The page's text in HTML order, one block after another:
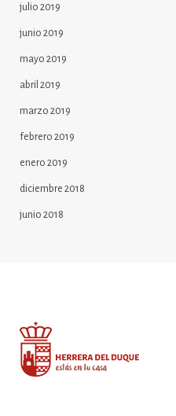
julio 2019
junio 2019
mayo 2019
abril 2019
marzo 2019
febrero 2019
enero 2019
diciembre 2018
junio 2018